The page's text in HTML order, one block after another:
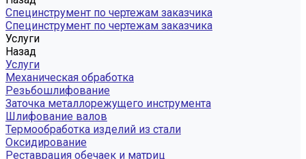
Специнструмент по чертежам заказчика
Специнструмент по чертежам заказчика
Услуги
Назад
Услуги
Механическая обработка
Резьбошлифование
Заточка металлорежущего инструмента
Шлифование валов
Термообработка изделий из стали
Оксидирование
Реставрация обечаек и матриц